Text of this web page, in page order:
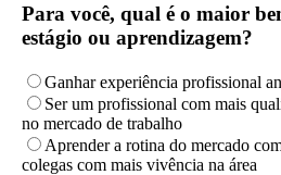
Para você, qual é o maior
estágio ou aprendizagem?
Ganhar experiência profissional
Ser um profissional com mais
no mercado de trabalho
Aprender a rotina do mercado
colegas com mais vivência na área